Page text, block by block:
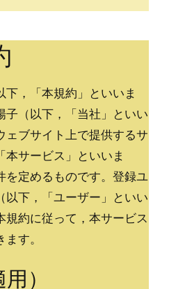
下，「本規約」といいま
子（以下，「当社」といい
ェブサイト上で提供するサ
本サービス」といいま
を定めるものです。登録ユ
以下，「ユーザー」といい
規約に従って，本サービス
す。
）